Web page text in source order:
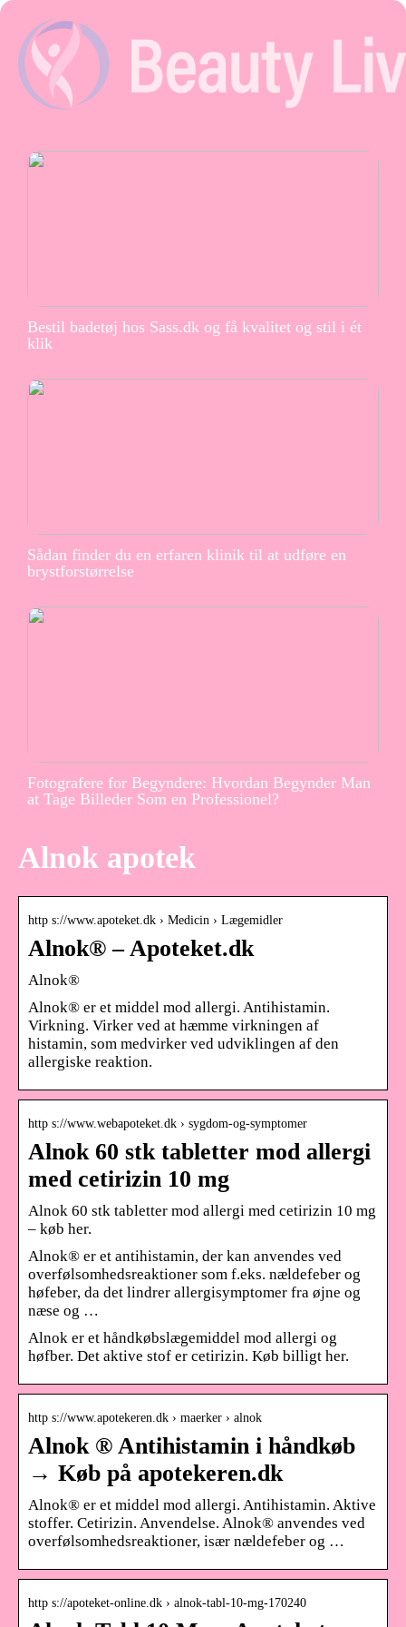
Bestil badetøj hos Sass.dk og få kvalitet og stil i ét
klik
Sådan finder du en erfaren klinik til at udføre en
brystforstørrelse
Fotografere for Begyndere: Hvordan Begynder Man
at Tage Billeder Som en Professionel?
Alnok apotek
http s://www.apoteket.dk › Medicin › Lægemidler
Alnok® – Apoteket.dk
Alnok®
Alnok® er et middel mod allergi. Antihistamin.
Virkning. Virker ved at hæmme virkningen af
histamin, som medvirker ved udviklingen af den
allergiske reaktion.
http s://www.webapoteket.dk › sygdom-og-symptomer
Alnok 60 stk tabletter mod allergi
med cetirizin 10 mg
Alnok 60 stk tabletter mod allergi med cetirizin 10 mg
– køb her.
Alnok® er et antihistamin, der kan anvendes ved
overfølsomhedsreaktioner som f.eks. nældefeber og
høfeber, da det lindrer allergisymptomer fra øjne og
næse og …
Alnok er et håndkøbslægemiddel mod allergi og
høfber. Det aktive stof er cetirizin. Køb billigt her.
http s://www.apotekeren.dk › maerker › alnok
Alnok ® Antihistamin i håndkøb
→ Køb på apotekeren.dk
Alnok® er et middel mod allergi. Antihistamin. Aktive
stoffer. Cetirizin. Anvendelse. Alnok® anvendes ved
overfølsomhedsreaktioner, især nældefeber og …
http s://apoteket-online.dk › alnok-tabl-10-mg-170240